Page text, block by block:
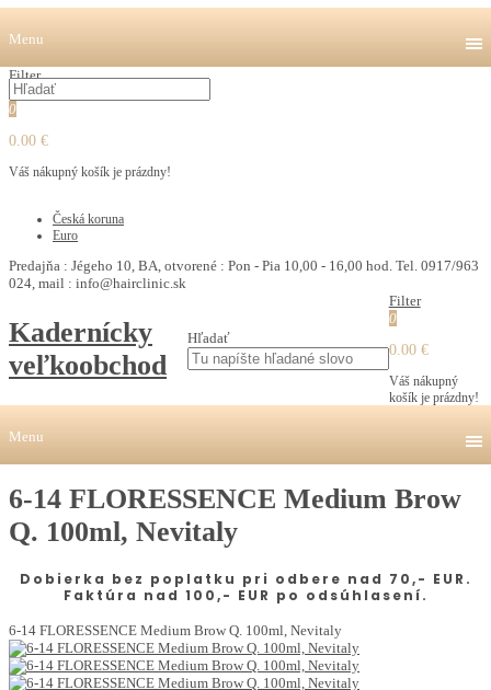
Menu
Filter
0
0.00 €
Váš nákupný košík je prázdny!
Česká koruna
Euro
Predajňa : Jégeho 10, BA, otvorené : Pon - Pia 10,00 - 16,00 hod. Tel. 0917/963
024, mail : info@hairclinic.sk
Kadernícky
veľkoobchod
Hľadať
Filter
0
0.00 €
Váš nákupný
košík je prázdny!
Menu
6-14 FLORESSENCE Medium Brow
Q. 100ml, Nevitaly
Dobierka bez poplatku pri odbere nad 70,- EUR.
Faktúra nad 100,- EUR po odsúhlasení.
6-14 FLORESSENCE Medium Brow Q. 100ml, Nevitaly